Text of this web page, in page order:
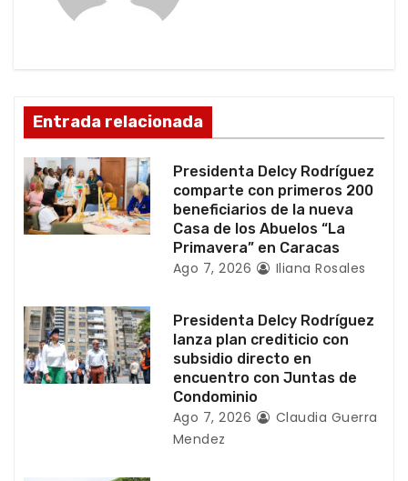
e
e
n
t
a
d
Entrada relacionada
Presidenta Delcy Rodríguez
comparte con primeros 200
beneficiarios de la nueva
Casa de los Abuelos “La
Primavera” en Caracas
Ago 7, 2026 Iliana Rosales
Presidenta Delcy Rodríguez
lanza plan crediticio con
subsidio directo en
encuentro con Juntas de
Condominio
Ago 7, 2026
Claudia Guerra
Mendez